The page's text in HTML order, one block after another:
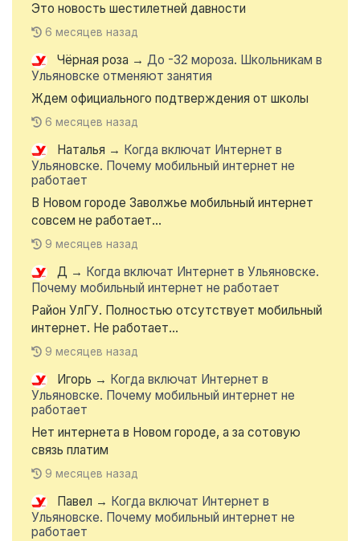
Это новость шестилетней давности
6 месяцев назад
Чёрная роза → До -32 мороза. Школьникам в
Ульяновске отменяют занятия
Ждем официального подтверждения от школы
6 месяцев назад
Наталья → Когда включат Интернет в
Ульяновске. Почему мобильный интернет не
работает
В Новом городе Заволжье мобильный интернет
совсем не работает...
9 месяцев назад
Д → Когда включат Интернет в Ульяновске.
Почему мобильный интернет не работает
Район УлГУ. Полностью отсутствует мобильный
интернет. Не работает...
9 месяцев назад
Игорь → Когда включат Интернет в
Ульяновске. Почему мобильный интернет не
работает
Нет интернета в Новом городе, а за сотовую
связь платим
9 месяцев назад
Павел → Когда включат Интернет в
Ульяновске. Почему мобильный интернет не
работает